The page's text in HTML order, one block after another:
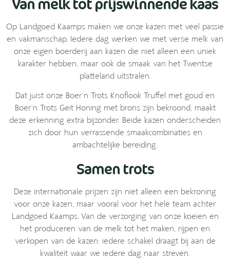
Op Landgoed Kaamps maken we onze kazen met veel passie
en vakmanschap. Iedere dag werken we met verse melk van
onze eigen boerderij aan kazen die niet alleen een uniek
karakter hebben, maar ook de smaak van het Twentse
platteland uitstralen.
Dat juist onze Boer’n Trots Knoflook Truffel met goud en
Boer’n Trots Geit Honing met brons zijn bekroond, maakt
deze erkenning extra bijzonder. Beide kazen onderscheiden
zich door hun verrassende smaakcombinaties en
ambachtelijke bereiding.
Samen trots
Deze internationale prijzen zijn niet alleen een bekroning
voor onze kazen, maar vooral voor het hele team achter
Landgoed Kaamps. Van de verzorging van onze koeien en
het produceren van de melk tot het maken, rijpen en
verkopen van de kazen: iedere schakel draagt bij aan de
kwaliteit waar we iedere dag naar streven.